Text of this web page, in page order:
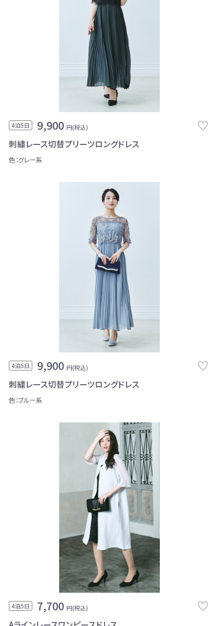
4泊5日 9,900 円(税込)
刺繍レース切替プリーツロングドレス
色：グレー系
4泊5日 9,900 円(税込)
刺繍レース切替プリーツロングドレス
色：ブルー系
4泊5日 7,700 円(税込)